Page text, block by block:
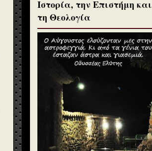
Ιστορία, την Επιστήμη και
τη Θεολογία